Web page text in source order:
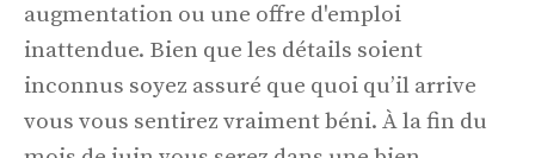
augmentation ou une offre d'emploi
inattendue. Bien que les détails soient
inconnus soyez assuré que quoi qu’il arrive
vous vous sentirez vraiment béni. À la fin du